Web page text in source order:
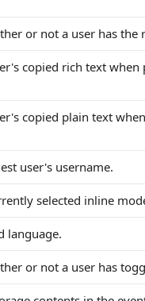
or not a user has the
copied rich text
copied plain text
user's username.
selected inline
language.
or not a user has